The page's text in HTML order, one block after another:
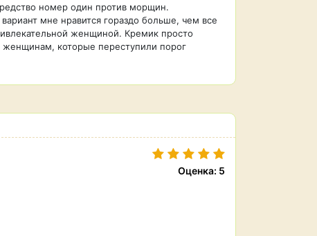
номер один против морщин.
мне нравится гораздо больше, чем все
женщиной. Кремик просто
которые переступили порог
Оценка: 5